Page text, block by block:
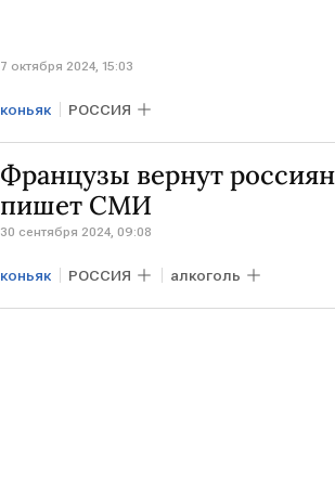
7 октября 2024, 15:03
коньяк РОССИЯ
Французы вернут
пишет СМИ
30 сентября 2024, 09:08
коньяк РОССИЯ алкоголь